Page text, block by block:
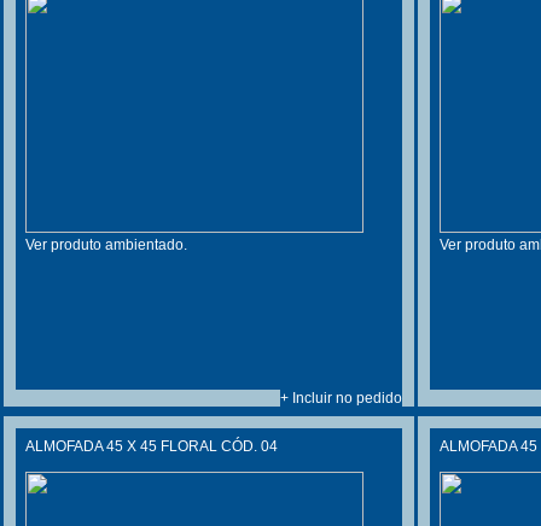
Ver produto ambientado.
+ Incluir no pedido
Ver produto
ALMOFADA 45 X 45 FLORAL CÓD. 04 ALMOFADA